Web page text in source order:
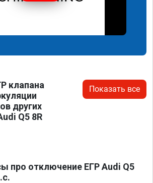
клапана
других
Q5 8R
Показать все
про отключение ЕГР Audi Q5